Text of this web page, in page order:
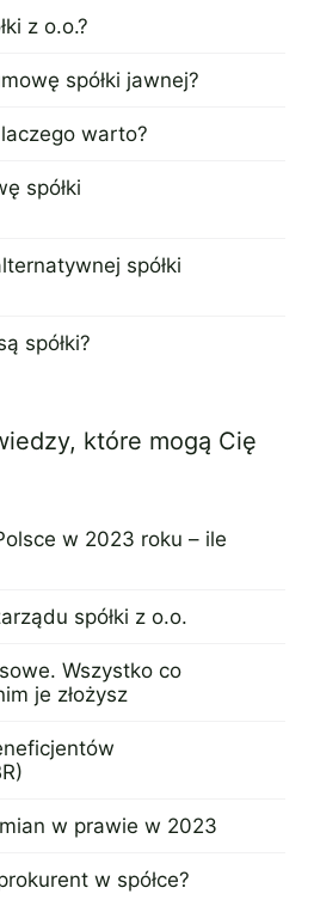
z o.o.?
spółki jawnej?
warto?
spółki
spółki
spółki?
które mogą Cię
w 2023 roku – ile
spółki z o.o.
Wszystko co
je złożysz
w prawie w 2023
w spółce?